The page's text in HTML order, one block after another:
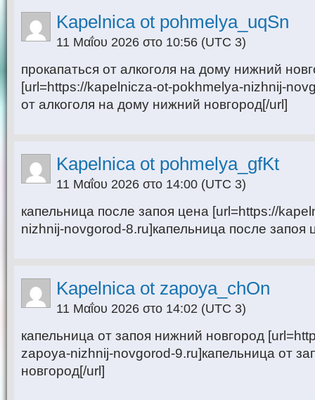
Kapelnica ot pohmelya_uqSn
11 Μαΐου 2026 στο 10:56 (UTC 3)
прокапаться от алкоголя на дому нижний
[url=https://kapelnicza-ot-pokhmelya-nizhnij-
от алкоголя на дому нижний новгород[/url]
Kapelnica ot pohmelya_gfKt
11 Μαΐου 2026 στο 14:00 (UTC 3)
капельница после запоя цена [url=https://
nizhnij-novgorod-8.ru]капельница после запоя
Kapelnica ot zapoya_chOn
11 Μαΐου 2026 στο 14:02 (UTC 3)
капельница от запоя нижний новгород
zapoya-nizhnij-novgorod-9.ru]капельница от
новгород[/url]